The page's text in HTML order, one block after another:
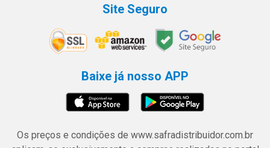
Site Seguro
Baixe já nosso APP
Os preços e condições de www.safradistribuidor.com.br